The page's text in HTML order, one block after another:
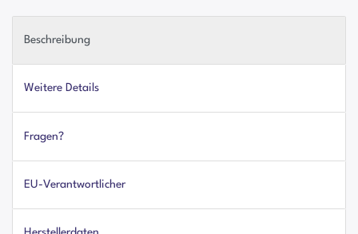
Beschreibung
Weitere Details
Fragen?
EU-Verantwortlicher